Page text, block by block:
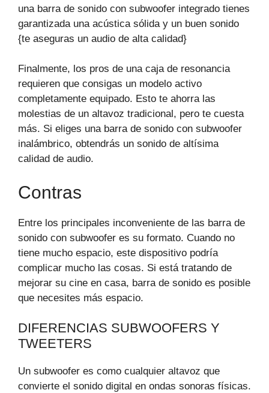
una barra de sonido con subwoofer integrado tienes
garantizada una acústica sólida y un buen sonido
{te aseguras un audio de alta calidad}
Finalmente, los pros de una caja de resonancia
requieren que consigas un modelo activo
completamente equipado. Esto te ahorra las
molestias de un altavoz tradicional, pero te cuesta
más. Si eliges una barra de sonido con subwoofer
inalámbrico, obtendrás un sonido de altísima
calidad de audio.
Contras
Entre los principales inconveniente de las barra de
sonido con subwoofer es su formato. Cuando no
tiene mucho espacio, este dispositivo podría
complicar mucho las cosas. Si está tratando de
mejorar su cine en casa, barra de sonido es posible
que necesites más espacio.
DIFERENCIAS SUBWOOFERS Y
TWEETERS
Un subwoofer es como cualquier altavoz que
convierte el sonido digital en ondas sonoras físicas.